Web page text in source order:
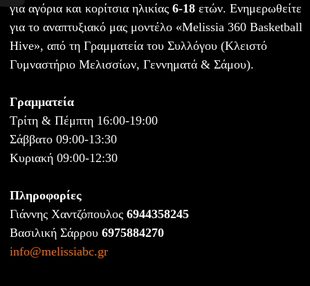
για αγόρια και κορίτσια ηλικίας 6-18 ετών. Ενημερωθείτε
για το αναπτυξιακό μας μοντέλο «Melissia 360 Basketball
Hive», από τη Γραμματεία του Συλλόγου (Κλειστό
Γυμναστήριο Μελισσίων, Γεννηματά & Σάμου).
Γραμματεία
Τρίτη & Πέμπτη 16:00-19:00
Σάββατο 09:00-13:30
Κυριακή 09:00-12:30
Πληροφορίες
Γιάννης Χαντζόπουλος 6944358245
Βασιλική Σάρρου 6975884270
info@melissiabc.gr